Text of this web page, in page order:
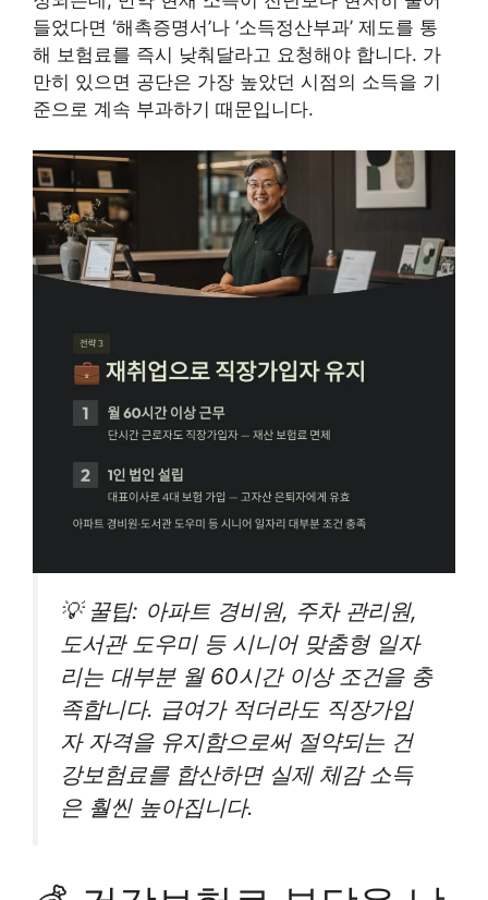
들었다면 ‘해촉증명서’나 ‘소득정산부과’ 제도를 통
해 보험료를 즉시 낮춰달라고 요청해야 합니다. 가
만히 있으면 공단은 가장 높았던 시점의 소득을 기
준으로 계속 부과하기 때문입니다.
💡 꿀팁: 아파트 경비원, 주차 관리원,
도서관 도우미 등 시니어 맞춤형 일자
리는 대부분 월 60시간 이상 조건을 충
족합니다. 급여가 적더라도 직장가입
자 자격을 유지함으로써 절약되는 건
강보험료를 합산하면 실제 체감 소득
은 훨씬 높아집니다.